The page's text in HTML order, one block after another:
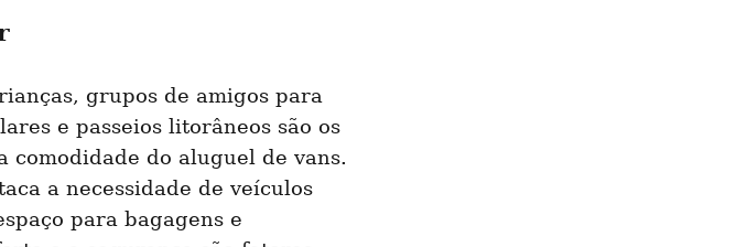
grupos de amigos para
e passeios litorâneos são os
do aluguel de vans.
a necessidade de veículos
para bagagens e